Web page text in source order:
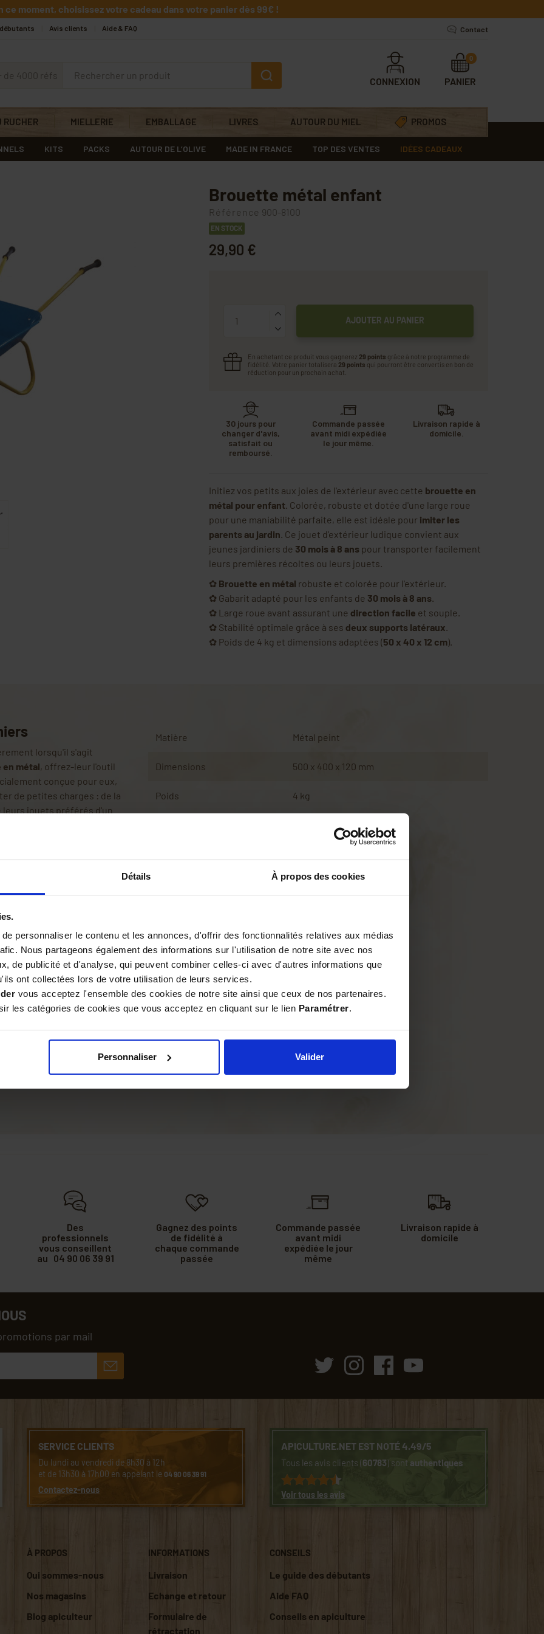
Détails À propos des cookies
personnaliser le contenu et les annonces, d'offrir des fonctionnalités relatives aux médias
Nous partageons également des informations sur l'utilisation de notre site avec nos
de publicité et d'analyse, qui peuvent combiner celles-ci avec d'autres informations que
ont collectées lors de votre utilisation de leurs services.
vous acceptez l'ensemble des cookies de notre site ainsi que ceux de nos partenaires.
les catégories de cookies que vous acceptez en cliquant sur le lien Paramétrer.
Personnaliser Valider
ce moment, choisissez votre cadeau dans votre panier dès 99€ !
débutants Avis clients Aide & FAQ Contact
de 4000 réfs
CONNEXION PANIER
0
RUCHER MIELLERIE EMBALLAGE LIVRES AUTOUR DU MIEL PROMOS
KITS PACKS AUTOUR DE L’OLIVE MADE IN FRANCE TOP DES VENTES IDÉES CADEAUX
Brouette métal enfant
Référence 900-8100
EN STOCK
29,90 €
AJOUTER AU PANIER
En achetant ce produit vous gagnerez 29 points grâce à notre programme de
fidélité. Votre panier totalisera 29 points qui pourront être convertis en bon de
réduction pour un prochain achat.
30 jours pour
changer d'avis,
satisfait ou
remboursé.
Commande passée
avant midi expédiée
le jour même.
Livraison rapide à
domicile.
Initiez vos petits aux joies de l'extérieur avec cette brouette en
métal pour enfant. Colorée, robuste et dotée d'une large roue
pour une maniabilité parfaite, elle est idéale pour imiter les
parents au jardin . Ce jouet d'extérieur ludique convient aux
jeunes jardiniers de 30 mois à 8 anspour transporter facilement
leurs premières récoltes ou leurs jouets.
✿ Brouette en métal robuste et colorée pour l'extérieur.
✿ Gabarit adapté pour les enfants de 30 mois à 8 ans.
✿ Large roue avant assurant une direction facile et souple.
✿ Stabilité optimale grâce à ses deux supports latéraux
✿ Poids de 4 kg et dimensions adaptées (50 x 40 x 12 cm).
lorsqu'il s'agit
métal, offrez-leur l'outil
conçue pour eux,
de petites charges : de la
jouets préférés d'un
aux enfants
petits et aux jeux
principale enmétal
assise au sol tout en
toute autonomie par des
cm de long, 40 cm de
étudiées pour
les allées gravillonnées, ce
souple et sans
une parfaite stabilité
un accessoire ludique,
de nombreuses
Matière Métal peint
Dimensions 500 x 400 x 120 mm
Poids 4 kg
Des
professionnels
vous conseillent
au 04 90 06 39 91
Gagnez des points
de fidélité à
chaque commande
passée
Commande passée
avant midi
expédiée le jour
même
Livraison rapide à
domicile
par mail
SERVICE CLIENTS
Du lundi au vendredi de 8h30 à 12h
et de 13h30 à 17h00 en appelant le04 90 06 39 91
Contactez-nous
APICULTURE.NET EST NOTÉ 4.49/5
Tous les avis clients (60783) sont authentiques
Voir tous les avis
À PROPOS
Qui sommes-nous
Nos magasins
Blog apiculteur
INFORMATIONS
Livraison
Echange et retour
Formulaire de
rétractation
CONSEILS
Le guide des débutants
Aide FAQ
Conseils en apiculture